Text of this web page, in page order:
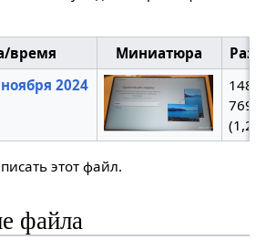
время Миниатюра
2024
769
этот файл.
файла